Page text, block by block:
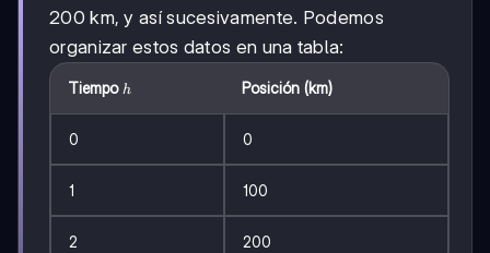
200 km, y así sucesivamente. Podemos
organizar estos datos en una tabla:
Tiempo h
h Posición (km)
0 0
1 100
2 200